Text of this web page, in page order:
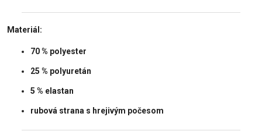
Materiál:
70 % polyester
25 % polyuretán
5 % elastan
rubová strana s hrejivým počesom